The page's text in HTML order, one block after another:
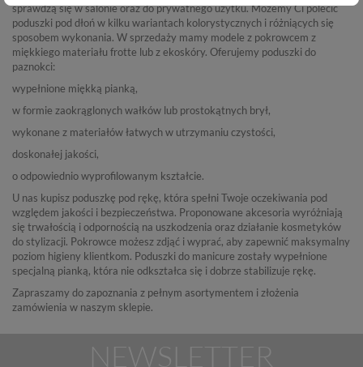
sprawdzą się w salonie oraz do prywatnego użytku. Możemy Ci polecić
poduszki pod dłońw kilku wariantach kolorystycznych i różniących się
sposobem wykonania. W sprzedaży mamy modele z pokrowcem z
miękkiego materiału frotte lub z ekoskóry. Oferujemy poduszki do
paznokci:
wypełnione miękką pianką,
w formie zaokrąglonych wałków lub prostokątnych brył,
wykonane z materiałów łatwych w utrzymaniu czystości,
doskonałej jakości,
o odpowiednio wyprofilowanym kształcie.
U nas kupisz poduszkę pod rękę, która spełni Twoje oczekiwania pod
względem jakości i bezpieczeństwa. Proponowane akcesoria wyróżniają
się trwałością i odpornością na uszkodzenia oraz działanie kosmetyków
do stylizacji. Pokrowce możesz zdjąć i wyprać, aby zapewnić maksymalny
poziom higieny klientkom. Poduszki do manicure zostały wypełnione
specjalną pianką, która nie odkształca się i dobrze stabilizuje rękę.
Zapraszamy do zapoznania z pełnym asortymentem i złożenia
zamówienia w naszym sklepie.
NEWSLETTER